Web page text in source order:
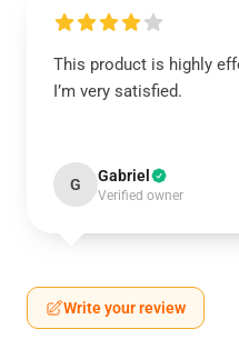
This product is highly
I’m very satisfied.
G Gabriel
Verified owner
Write your review